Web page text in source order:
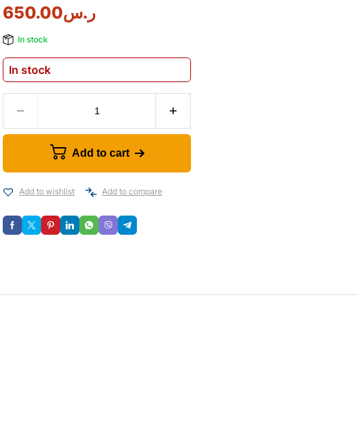
ر.س650.00
In stock
In stock
Add to cart
Add to wishlist Add to compare